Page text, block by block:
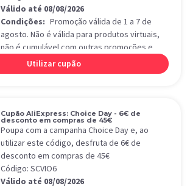
Válido até 08/08/2026
Condições: Promoção válida de 1 a 7 de
agosto. Não é válida para produtos virtuais,
não é cumulável com outras promoções e
aplica-se apenas a produtos de Choice Day.
Utilizar cupão
Cupão AliExpress: Choice Day - 6€ de
desconto em compras de 45€
Poupa com a campanha Choice Day e, ao
utilizar este código, desfruta de 6€ de
desconto em compras de 45€
Código: SCVIO6
Válido até 08/08/2026